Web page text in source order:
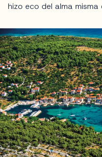
hizo eco del alma misma